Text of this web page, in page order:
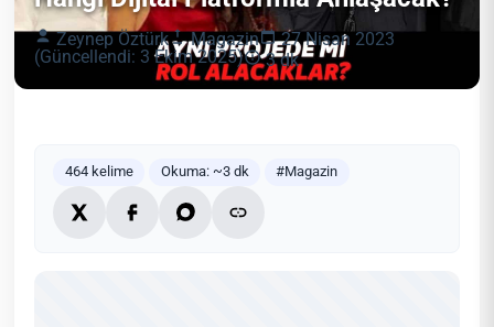
Zeynep Öztürk Magazin
27 Nisan 2023
(Güncellendi: 3 Ekim 2025)
3 dk
464 kelime Okuma: ~3 dk #Magazin